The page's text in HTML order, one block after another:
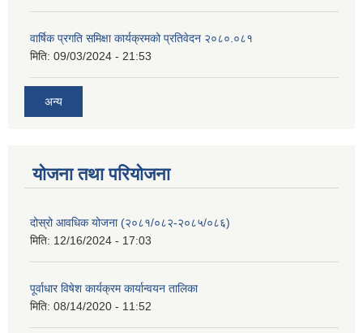
वार्षिक प्रगति समिक्षा कार्यक्रमको प्रतिवेदन २०८०.०८१
मिति: 09/03/2024 - 21:53
अन्य
योजना तथा परियोजना
दोस्रो आवधिक योजना (२०८१/०८२-२०८५/०८६)
मिति: 12/16/2024 - 17:03
पूर्वाधार विषेश कार्यक्रम कार्यान्वयन तालिका
मिति: 08/14/2020 - 11:52